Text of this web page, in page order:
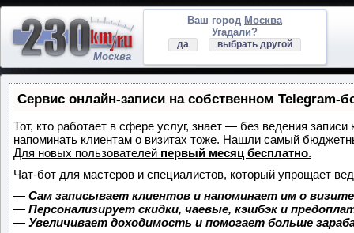
Москва
Ваш город Москва
Угадали?
да выбрать другой
Сервис онлайн-записи на собственном Telegram-
Тот, кто работает в сфере услуг, знает — без ведения
напоминать клиентам о визитах тоже. Нашли самый
Для новых пользователей первый месяц бесплатно.
Чат-бот для мастеров и специалистов, который упрощает
— Сам записывает клиентов и напоминает им о
— Персонализирует скидки, чаевые, кэшбэк и
— Увеличивает доходимость и помогает больше